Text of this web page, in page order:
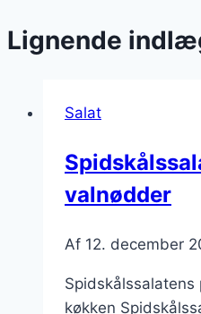
Lignende
Salat
valnødder
Af 12. december
køkken